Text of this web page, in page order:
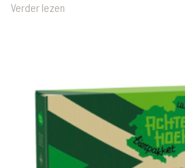
Verder lezen